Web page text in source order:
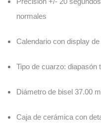
normales
Calendario con display
Tipo de cuarzo: diapasón
Diámetro de bisel 37.00
Caja de cerámica con